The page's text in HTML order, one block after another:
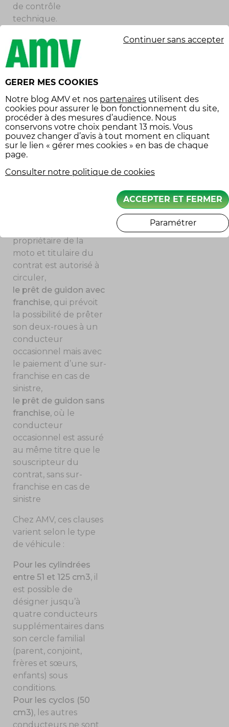
de contrôle
technique.
ASSURANCE MOTO :
QUELQUES
VÉRIFICATIONS
PRÊTER VOTRE DEUX-
Avant de prêter votre
engin, faites le point
sur votre assurance. Il
existe en effet trois
grandes catégories de
contrats d’assurance
propriétaire de la
moto et titulaire du
contrat est autorisé à
circuler,
le prêt de guidon avec
franchise, qui prévoit
la possibilité de prêter
son deux-roues à un
conducteur
occasionnel mais avec
le paiement d’une sur-
franchise en cas de
sinistre,
le prêt de guidon sans
franchise, où le
conducteur
occasionnel est assuré
au même titre que le
souscripteur du
contrat, sans sur-
franchise en cas de
sinistre
Chez AMV, ces clauses
varient selon le type
de véhicule :
Pour les cylindrées
entre 51 et 125 cm3, il
est possible de
désigner jusqu’à
quatre conducteurs
supplémentaires dans
son cercle familial
(parent, conjoint,
frères et sœurs,
enfants) sous
conditions.
Pour les cyclos (50
cm3), les autres
conducteurs ne sont
GERER MES COOKIES
Notre blog AMV et nos partenaires utilisent des
cookies pour assurer le bon fonctionnement du site,
procéder à des mesures d’audience. Nous
conservons votre choix pendant 13 mois. Vous
pouvez changer d’avis à tout moment en cliquant
sur le lien « gérer mes cookies » en bas de chaque
page.
Consulter notre politique de cookies
Continuer sans accepter
ACCEPTER ET FERMER
Paramétrer